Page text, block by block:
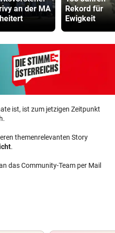
an der MA
Rekord für
Ewigkeit
ist, ist zum jetzigen Zeitpunkt
themenrelevanten Story
.
das Community-Team per Mail